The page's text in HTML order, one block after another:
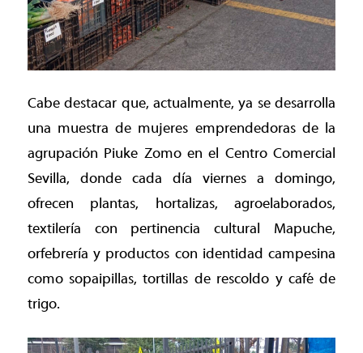
Cabe destacar que, actualmente, ya se desarrolla
una muestra de mujeres emprendedoras de la
agrupación Piuke Zomo en el Centro Comercial
Sevilla, donde cada día viernes a domingo,
ofrecen plantas, hortalizas, agroelaborados,
textilería con pertinencia cultural Mapuche,
orfebrería y productos con identidad campesina
como sopaipillas, tortillas de rescoldo y café de
trigo.